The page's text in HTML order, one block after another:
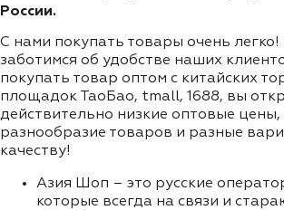
России.
С нами покупать товары очень
заботимся об удобстве наших
покупать товар оптом с китайских
площадок ТаоБао, tmall, 1688, вы
действительно низкие оптовые цены,
разнообразие товаров и разные
качеству!
Азия Шоп – это русские
которые всегда на связи и